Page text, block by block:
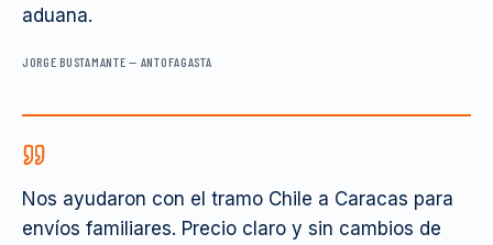
aduana.
JORGE BUSTAMANTE — ANTOFAGASTA
Nos ayudaron con el tramo Chile a Caracas para
envíos familiares. Precio claro y sin cambios de